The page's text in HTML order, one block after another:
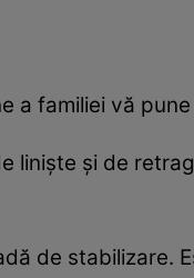
a familiei vă
liniște și de
de stabilizare.